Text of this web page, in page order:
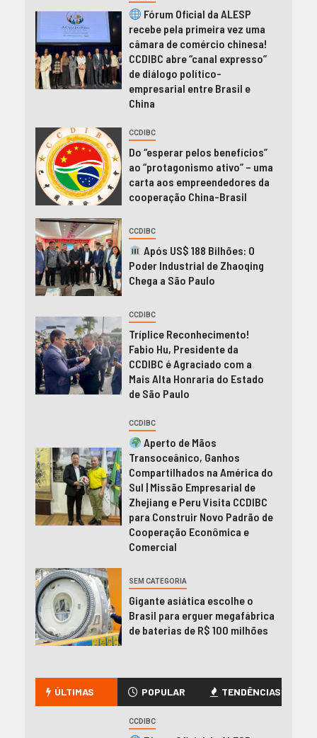
Fórum Oficial da ALESP
recebe pela primeira vez uma
câmara de comércio chinesa!
CCDIBC abre “canal expresso”
de diálogo político-
empresarial entre Brasil e
China
CCDIBC
Do “esperar pelos benefícios”
ao “protagonismo ativo” – uma
carta aos empreendedores da
cooperação China-Brasil
CCDIBC
Após US$ 188 Bilhões: O
Poder Industrial de Zhaoqing
Chega a São Paulo
CCDIBC
Tríplice Reconhecimento!
Fabio Hu, Presidente da
CCDIBC é Agraciado com a
Mais Alta Honraria do Estado
de São Paulo
CCDIBC
Aperto de Mãos
Transoceânico, Ganhos
Compartilhados na América do
Sul | Missão Empresarial de
Zhejiang e Peru Visita CCDIBC
para Construir Novo Padrão de
Cooperação Econômica e
Comercial
SEM CATEGORIA
Gigante asiática escolhe o
Brasil para erguer megafábrica
de baterias de R$ 100 milhões
ÚLTIMAS POPULAR TENDÊNCIAS
CCDIBC